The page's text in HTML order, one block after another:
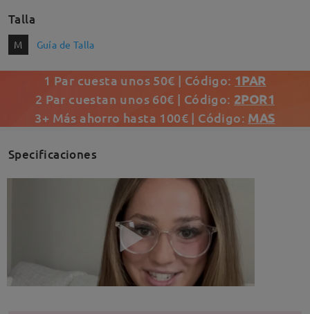
Talla
M Guía de Talla
1 Par cuesta unos 50€ | Código: 1PAR
2 Par cuestan unos 60€ | Código: 2POR1
3+ Más ahorro hasta 100€ | Código: MAS
Specificaciones